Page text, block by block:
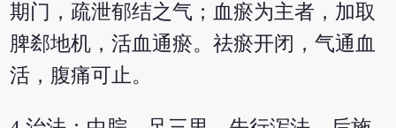
期门，疏泄郁结之气；血瘀为主者，加取
脾郄地机，活血通瘀。祛瘀开闭，气通血
活，腹痛可止。